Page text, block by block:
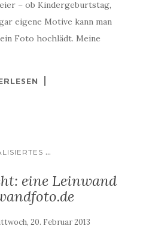
– ob Kindergeburtstag,
eigene Motive kann man
Foto hochlädt. Meine
...
eine Leinwand
20. Februar 2013